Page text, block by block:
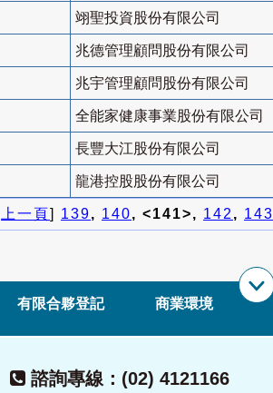
翊聖投資股份有限公司
兆德管理顧問股份有限公司
兆宇管理顧問股份有限公司
全能家健康事業股份有限公司
長豐大江股份有限公司
龍港控股股份有限公司
上一頁] 139, 140, <141>, 142, 143
有限合夥登記 商業環境
諮詢專線：(02) 4121166